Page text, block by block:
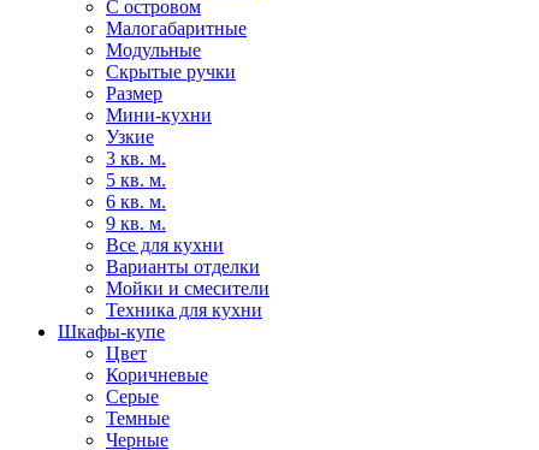
С островом
Малогабаритные
Модульные
Скрытые ручки
Размер
Мини-кухни
Узкие
3 кв. м.
5 кв. м.
6 кв. м.
9 кв. м.
Все для кухни
Варианты отделки
Мойки и смесители
Техника для кухни
Шкафы-купе
Цвет
Коричневые
Серые
Темные
Черные